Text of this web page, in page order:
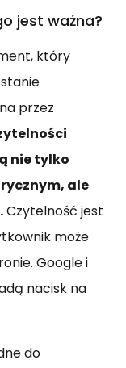
jest ważna?
który
przez
nie tylko
ale
Czytelność jest
może
Google i
nacisk na
do